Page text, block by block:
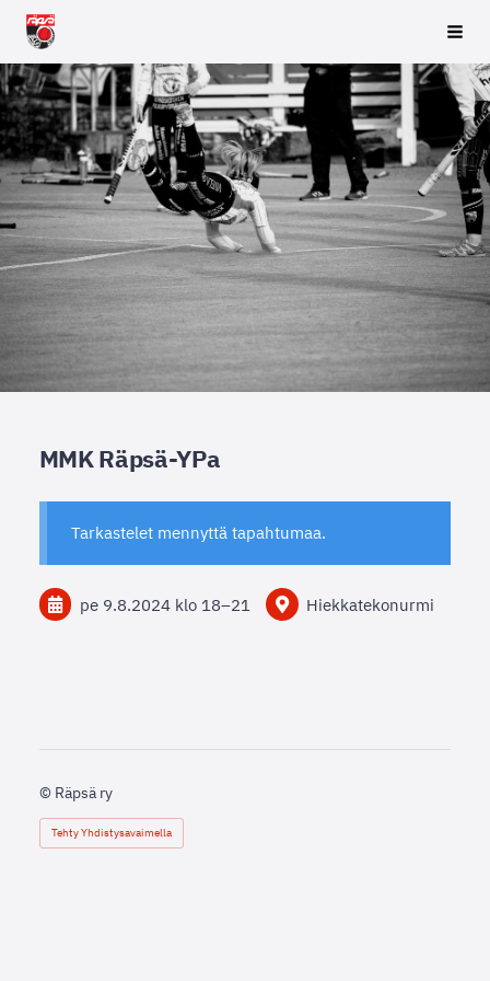
Siirry
sivun
sisältöön
Räpsä ry
MMK Räpsä-YPa
Tarkastelet mennyttä tapahtumaa.
pe 9.8.2024 klo 18–21 Hiekkatekonurmi
© Räpsä ry
Tehty Yhdistysavaimella